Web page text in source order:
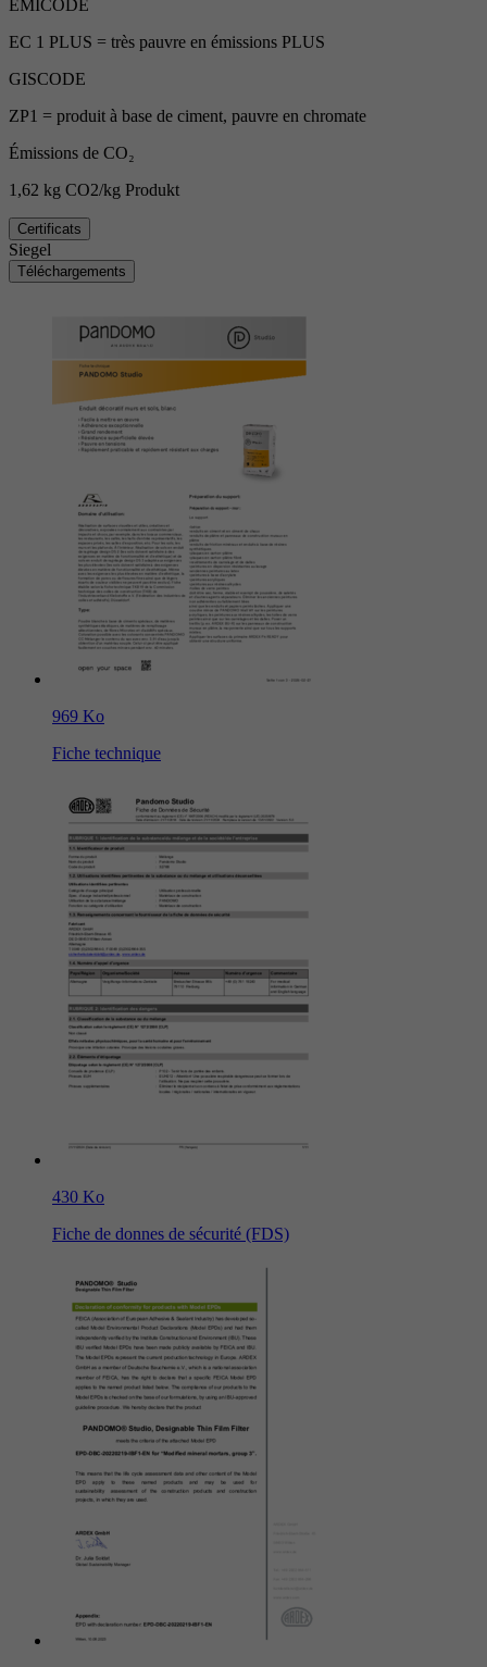
EMICODE
EC 1 PLUS = très pauvre en émissions PLUS
GISCODE
ZP1 = produit à base de ciment, pauvre en chromate
Émissions de CO₂
1,62 kg CO2/kg Produkt
Certificats
Siegel
Téléchargements
969 Ko
Fiche technique
430 Ko
Fiche de donnes de sécurité (FDS)